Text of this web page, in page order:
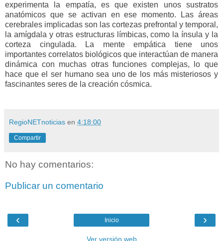
experimenta la empatía, es que existen unos sustratos
anatómicos que se activan en ese momento. Las áreas
cerebrales implicadas son las cortezas prefrontal y temporal,
la amígdala y otras estructuras límbicas, como la ínsula y la
corteza cingulada. La mente empática tiene unos
importantes correlatos biológicos que interactúan de manera
dinámica con muchas otras funciones complejas, lo que
hace que el ser humano sea uno de los más misteriosos y
fascinantes seres de la creación cósmica.
RegioNETnoticias en 4:18:00
Compartir
No hay comentarios:
Publicar un comentario
‹ ›
Inicio
Ver versión web